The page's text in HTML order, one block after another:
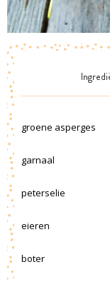
groene asperges
garnaal
peterselie
eieren
boter